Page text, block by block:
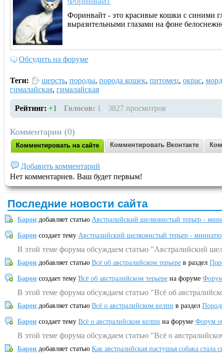
Форинвайт - это красивые кошки с синими
выразительными глазами на фоне
Обсудить на форуме
Теги: шерсть, породы, порода кошек, питомец, окрас,
гималайская, гималайская
Рейтинг: +1 Голосов: 1 3827 просмотров
Комментарии (0)
Комментировать на сайте Комментировать Вконтакте
Добавить комментарий
Нет комментариев. Ваш будет первым!
Последние новости сайта
Барон добавляет статью Австралийский шелковистый терьер -
Барон создает тему Австралийский шелковистый терьер -
В этой теме форума обсуждаем статью "Австралийский
Барон добавляет статью Всё об австралийском терьере в раздел
Барон создает тему Всё об австралийском терьере на форуме
В этой теме форума обсуждаем статью "Всё об
Барон добавляет статью Всё о австралийском келпи в раздел
Барон создает тему Всё о австралийском келпи на форуме Форум
В этой теме форума обсуждаем статью "Всё о
Барон добавляет статью Как австралийская пастушья собака